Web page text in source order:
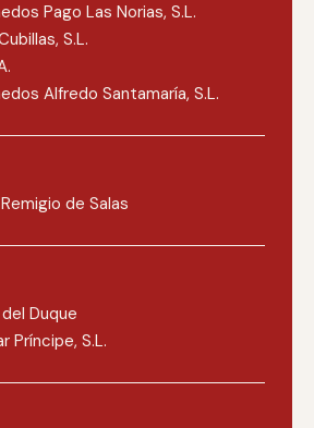
Pago Las Norias, S.L.
S.L.
Alfredo Santamaría, S.L.
de Salas
Duque
Príncipe, S.L.